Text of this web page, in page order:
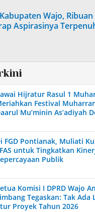
Wajo, Ribuan
Aspirasinya
Hijratur Rasul 1
Festival
Mu’minin As’adiyah
FGD Pontianak, Muliati
untuk Tingkatkan
Publik
Komisi I DPRD Wajo
Tegaskan: Tak Ada
Proyek Tahun 2026